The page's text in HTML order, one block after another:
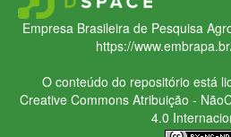
Empresa Brasileira de Pesquisa
https://
O conteúdo do repositório está
Creative CommonsAtribuição -
4.0